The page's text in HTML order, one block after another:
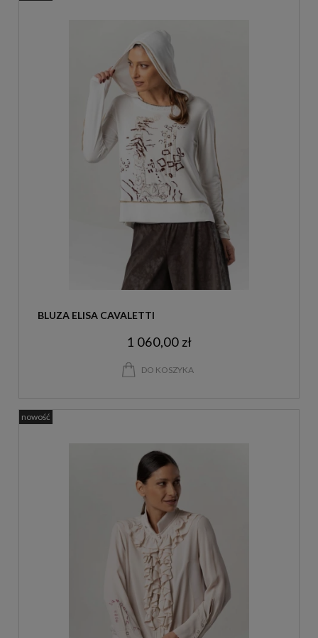
BLUZA ELISA CAVALETTI
1 060,00 zł
DO KOSZYKA
nowość